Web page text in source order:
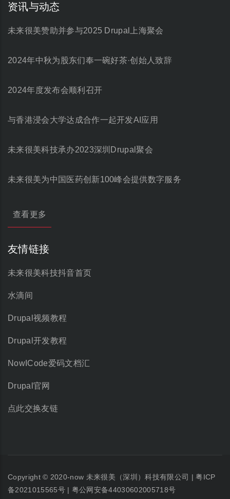
资讯与动态
未来很美赞助并参与2025 Drupal上海聚会
2024年中秋为股东们奉一碗好茶·创始人致辞
2024年度发布会顺利召开
与香港浸会大学达成合作一起开发AI应用
未来很美科技承办2023深圳Drupal聚会
未来很美为中国医药创新100峰会提供数字服务
查看更多
友情链接
未来很美科技抖音首页
水滴间
Drupal视频教程
Drupal开发教程
NowICode爱码文档汇
Drupal官网
点此交换友链
Copyright © 2020-now 未来很美（深圳）科技有限公司 |粤ICP
备2021015565号| 粤公网安备44030602005718号